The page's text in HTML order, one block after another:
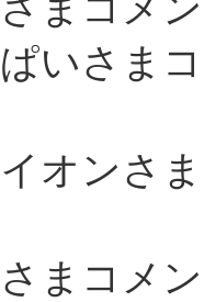
まコメ
いさま
オンさ
まコメ